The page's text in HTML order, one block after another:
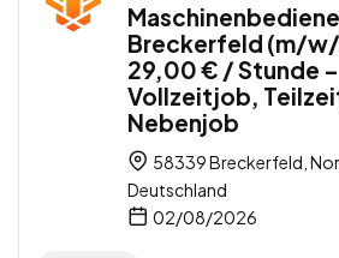
Breckerfeld (m/
29,00 € / Stunde –
Vollzeitjob,
Nebenjob
58339 Breckerfeld,
Deutschland
02/08/2026